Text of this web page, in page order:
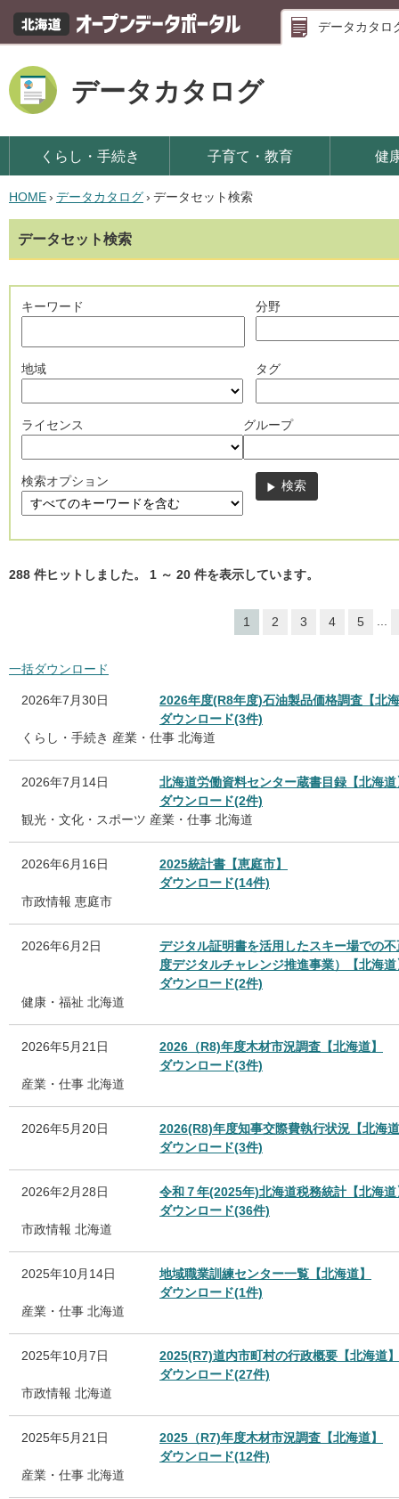
データカタロ
データカタログ
くらし・手続き 子育て・教育 健
HOME› データカタログ› データセット検索
データセット検索
キーワード 分野
地域 タグ
ライセンス グループ
検索オプション
288 件ヒットしました。 1 ～ 20 件を表示しています。
1 2 3 4 5 ...
一括ダウンロード
2026年7月30日
2026年度(R8年度)石油製品価格調査【北
ダウンロード(3件)
くらし・手続き 産業・仕事 北海道
2026年7月14日
北海道労働資料センター蔵書目録【北海道
ダウンロード(2件)
観光・文化・スポーツ 産業・仕事 北海道
2026年6月16日
2025統計書【恵庭市】
ダウンロード(14件)
市政情報 恵庭市
2026年6月2日
デジタル証明書を活用したスキー場での
度デジタルチャレンジ推進事業）【北海道
ダウンロード(2件)
健康・福祉 北海道
2026年5月21日
2026（R8)年度木材市況調査【北海道】
ダウンロード(3件)
産業・仕事 北海道
2026年5月20日
2026(R8)年度知事交際費執行状況【北海
ダウンロード(3件)
2026年2月28日
令和７年(2025年)北海道税務統計【北海道
ダウンロード(36件)
市政情報 北海道
2025年10月14日
地域職業訓練センター一覧【北海道】
ダウンロード(1件)
産業・仕事 北海道
2025年10月7日
2025(R7)道内市町村の行政概要【北海道】
ダウンロード(27件)
市政情報 北海道
2025年5月21日
2025（R7)年度木材市況調査【北海道】
ダウンロード(12件)
産業・仕事 北海道